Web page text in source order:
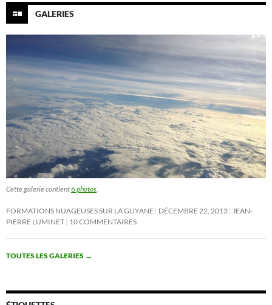
GALERIES
Cette galerie contient6 photos
FORMATIONS NUAGEUSES SUR LA GUYANE DÉCEMBRE 22, 2013
JEAN-
PIERRE LUMINET 10 COMMENTAIRES
TOUTES LES GALERIES →